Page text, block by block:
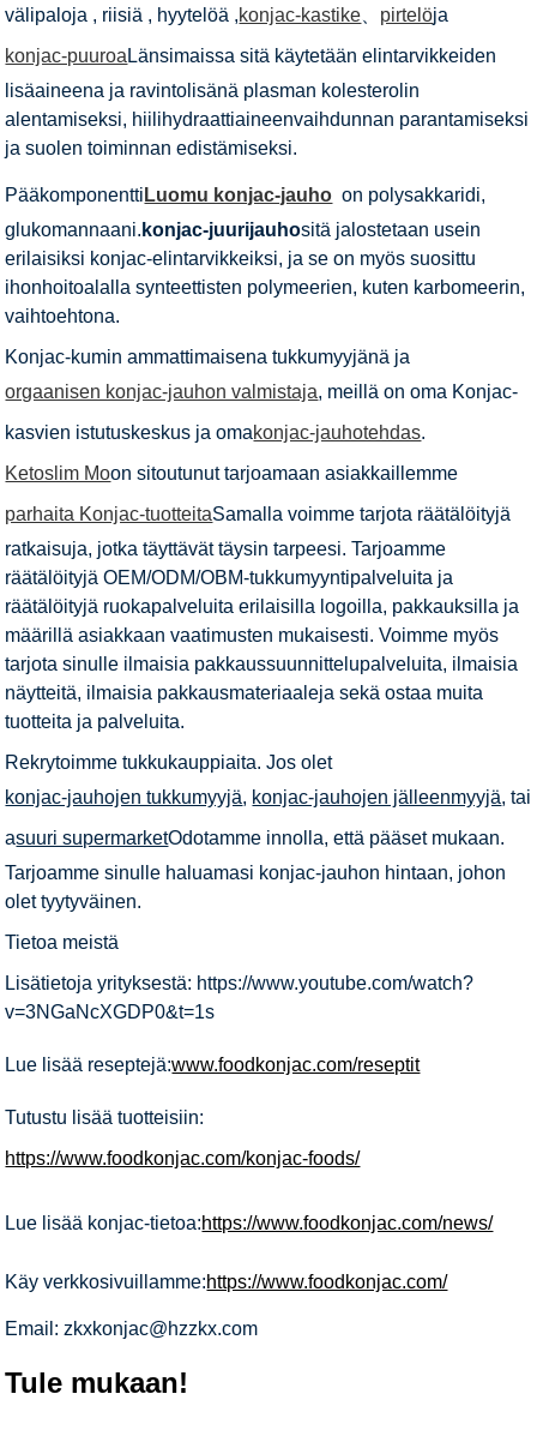
välipaloja , riisiä , hyytelöä ,konjac-kastike、 pirtelöja
konjac-puuroaLänsimaissa sitä käytetään elintarvikkeiden
lisäaineena ja ravintolisänä plasman kolesterolin
alentamiseksi, hiilihydraattiaineenvaihdunnan parantamiseksi
ja suolen toiminnan edistämiseksi.
Pääkomponentti Luomu konjac-jauho on polysakkaridi,
glukomannaani. konjac-juurijauhositä jalostetaan usein
erilaisiksi konjac-elintarvikkeiksi, ja se on myös suosittu
ihonhoitoalalla synteettisten polymeerien, kuten karbomeerin,
vaihtoehtona.
Konjac-kumin ammattimaisena tukkumyyjänä ja
orgaanisen konjac-jauhon valmistaja, meillä on oma Konjac-
kasvien istutuskeskus ja omakonjac-jauhotehdas.
Ketoslim Moon sitoutunut tarjoamaan asiakkaillemme
parhaita Konjac-tuotteitaSamalla voimme tarjota räätälöityjä
ratkaisuja, jotka täyttävät täysin tarpeesi. Tarjoamme
räätälöityjä OEM/ODM/OBM-tukkumyyntipalveluita ja
räätälöityjä ruokapalveluita erilaisilla logoilla, pakkauksilla ja
määrillä asiakkaan vaatimusten mukaisesti. Voimme myös
tarjota sinulle ilmaisia ​​pakkaussuunnittelupalveluita, ilmaisia ​​
näytteitä, ilmaisia ​​pakkausmateriaaleja sekä ostaa muita
tuotteita ja palveluita.
Rekrytoimme tukkukauppiaita. Jos olet
konjac-jauhojen tukkumyyjä, konjac-jauhojen jälleenmyyjä, tai
asuuri supermarketOdotamme innolla, että pääset mukaan.
Tarjoamme sinulle haluamasi konjac-jauhon hintaan, johon
olet tyytyväinen.
Tietoa meistä
Lisätietoja yrityksestä: https://www.youtube.com/watch?
v=3NGaNcXGDP0&t=1s
Lue lisää reseptejä:www.foodkonjac.com/reseptit
Tutustu lisää tuotteisiin:
https://www.foodkonjac.com/konjac-foods/
Lue lisää konjac-tietoa:https://www.foodkonjac.com/news/
Käy verkkosivuillamme:https://www.foodkonjac.com/
Email: zkxkonjac@hzzkx.com
Tule mukaan!